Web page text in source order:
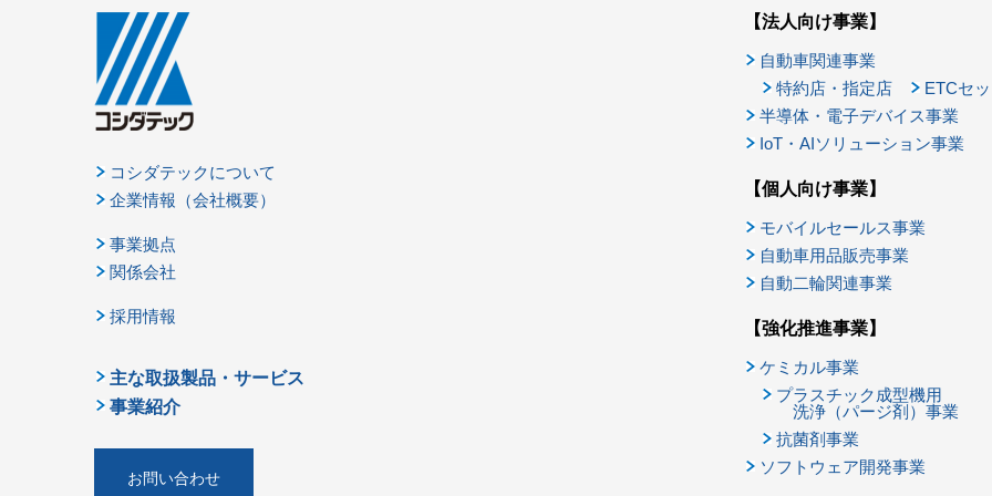
コシダテックについて
企業情報（会社概要）
事業拠点
関係会社
採用情報
主な取扱製品・サービス
事業紹介
お問い合わせ
【法人向け事業】
自動車関連事業
特約店・指定店
ETCセ
半導体・電子デバイス事業
IoT・AIソリューション事業
【個人向け事業】
モバイルセールス事業
自動車用品販売事業
自動二輪関連事業
【強化推進事業】
ケミカル事業
プラスチック成型機用
洗浄（パージ剤）事業
抗菌剤事業
ソフトウェア開発事業